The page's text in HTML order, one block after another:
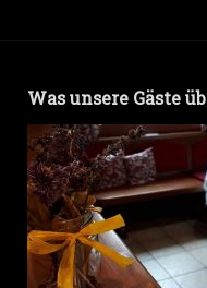
Was unsere Gäste